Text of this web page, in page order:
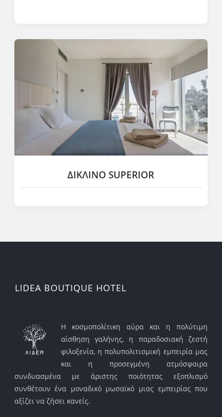
ΔΊΚΛΙΝΟ SUPERIOR
LIDEA BOUTIQUE HOTEL
Η κοσμοπολίτικη αύρα και η πολύτιμη
αίσθηση γαλήνης, η παραδοσιακή ζεστή
φιλοξενία, η πολυπολιτισμική εμπειρία μας
και η προσεγμένη ατμόσφαιρα
συνδυασμένα με άριστης ποιότητας εξοπλισμό
συνθέτουν ένα μοναδικό μωσαϊκό μιας εμπειρίας που
αξίζει να ζήσει κανείς.